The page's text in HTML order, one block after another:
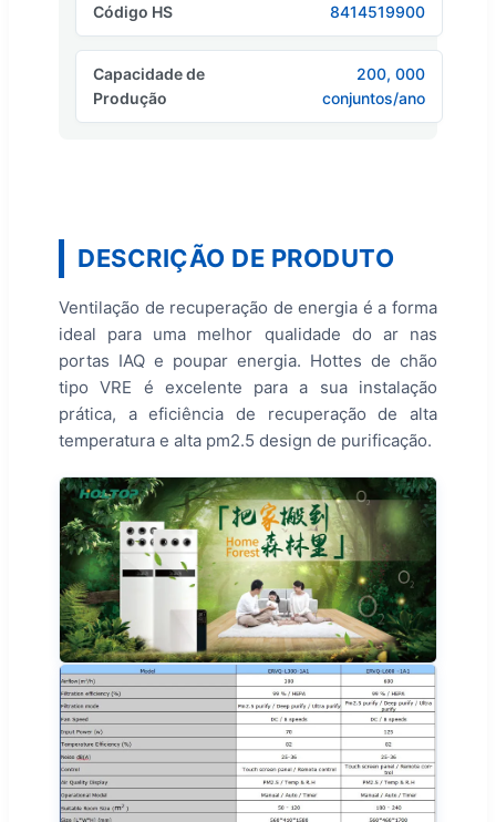
Código HS 8414519900
Capacidade de
Produção
200, 000
conjuntos/ano
DESCRIÇÃO DE PRODUTO
Ventilação de recuperação de energia é a forma
ideal para uma melhor qualidade do ar nas
portas IAQ e poupar energia. Hottes de chão
tipo VRE é excelente para a sua instalação
prática, a eficiência de recuperação de alta
temperatura e alta pm2.5 design de purificação.